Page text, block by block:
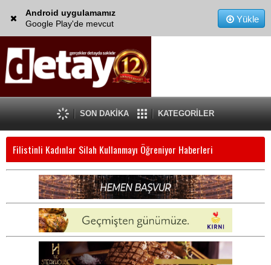
Android uygulamamız
Google Play'de mevcut
Yükle
SON DAKİKA KATEGORİLER
Filistinli Kadınlar Silah Kullanmayı Öğreniyor Haberleri